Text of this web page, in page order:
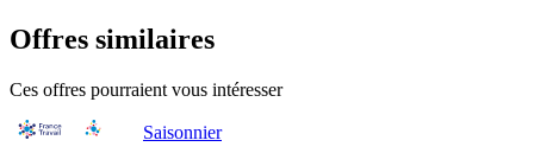
Offres similaires
Ces offres pourraient vous intéresser
Saisonnier